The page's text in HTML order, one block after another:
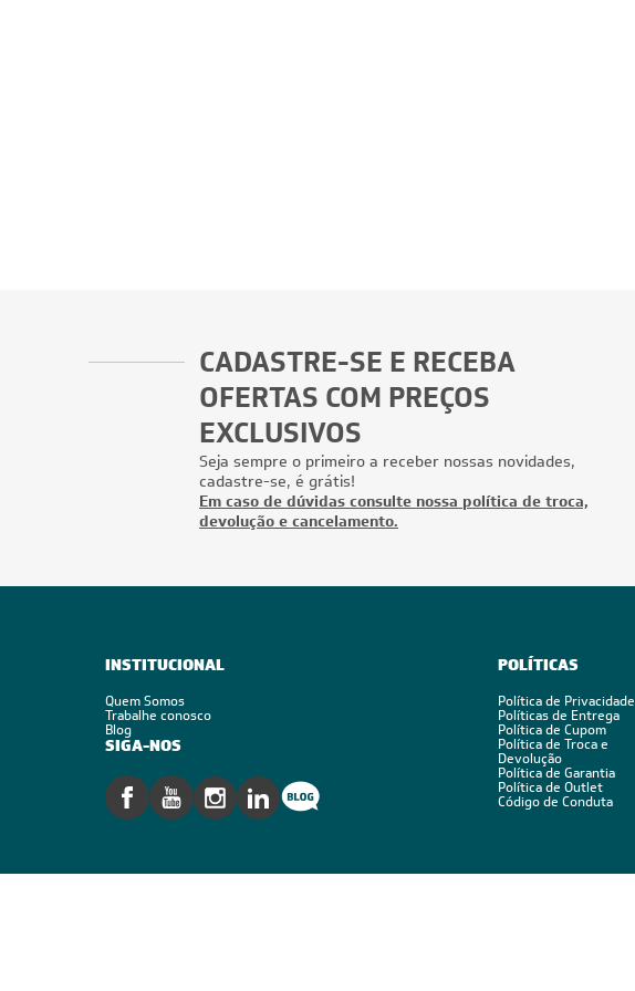
CADASTRE-SE E RECEBA
OFERTAS COM PREÇOS
EXCLUSIVOS
Seja sempre o primeiro a receber nossas novidades,
cadastre-se, é grátis!
Em caso de dúvidas consulte nossa política de troca,
devolução e cancelamento.
INSTITUCIONAL
Quem Somos
Trabalhe conosco
Blog
SIGA-NOS
POLÍTICAS
Política de Privacidade
Políticas de Entrega
Política de Cupom
Política de Troca e
Devolução
Política de Garantia
Política de Outlet
Código de Conduta